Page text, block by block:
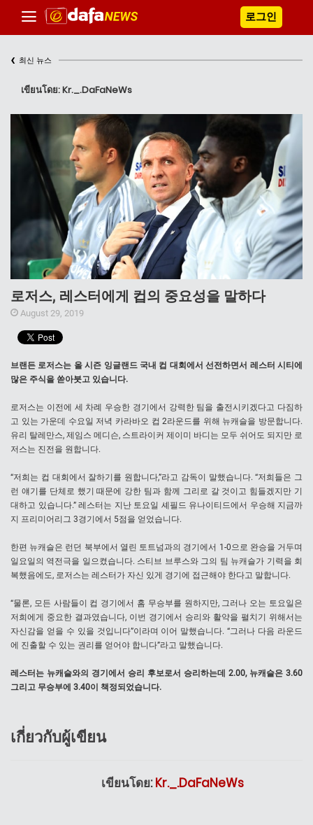
로그인
‹ 최신 뉴스
เขียนโดย: Kr._.DaFaNeWs
로저스, 레스터에게 컵의 중요성을 말하다
August 29, 2019
브랜든 로저스는 올 시즌 잉글랜드 국내 컵 대회에서 선전하면서 레스터 시티에
많은 주식을 쏟아붓고 있습니다.
로저스는 이전에 세 차례 우승한 경기에서 강력한 팀을 출전시키겠다고 다짐하
고 있는 가운데 수요일 저녁 카라바오 컵 2라운드를 위해 뉴캐슬을 방문합니다.
유리 탈레만스, 제임스 메디슨, 스트라이커 제이미 바디는 모두 쉬어도 되지만 로
저스는 진전을 원합니다.
“저희는 컵 대회에서 잘하기를 원합니다,”라고 감독이 말했습니다. “저희들은 그
런 얘기를 단체로 했기 때문에 강한 팀과 함께 그리로 갈 것이고 힘들겠지만 기
대하고 있습니다.” 레스터는 지난 토요일 셰필드 유나이티드에서 우승해 지금까
지 프리미어리그 3경기에서 5점을 얻었습니다.
한편 뉴캐슬은 런던 북부에서 열린 토트넘과의 경기에서 1-0으로 완승을 거두며
일요일의 역전극을 일으켰습니다. 스티브 브루스와 그의 팀 뉴캐슬가 기력을 회
복했음에도, 로저스는 레스터가 자신 있게 경기에 접근해야 한다고 말합니다.
“물론, 모든 사람들이 컵 경기에서 홈 무승부를 원하지만, 그러나 오는 토요일은
저희에게 중요한 결과였습니다, 이번 경기에서 승리와 활약을 펼치기 위해서는
자신감을 얻을 수 있을 것입니다”이라며 이어 말했습니다. “그러나 다음 라운드
에 진출할 수 있는 권리를 얻어야 합니다”라고 말했습니다.
레스터는 뉴캐슬와의 경기에서 승리 후보로서 승리하는데 2.00, 뉴캐슬은 3.60
그리고 무승부에 3.40이 책정되었습니다.
เกี่ยวกับผู้เขียน
เขียนโดย:Kr._.DaFaNeWs